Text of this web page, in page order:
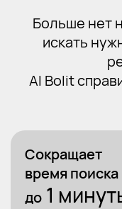
Больше нет
искать
AI Bolit
Сокращает
время поиска
до 1